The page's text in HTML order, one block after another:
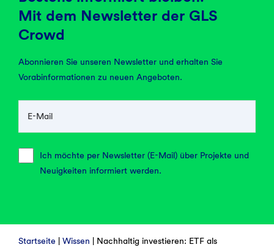
Mit dem Newsletter der GLS
Crowd
Abonnieren Sie unseren Newsletter und erhalten Sie
Vorabinformationen zu neuen Angeboten.
E-Mail
Ich möchte per Newsletter (E-Mail) über Projekte und
Neuigkeiten informiert werden.
Startseite Wissen
Nachhaltig investieren: ETF als